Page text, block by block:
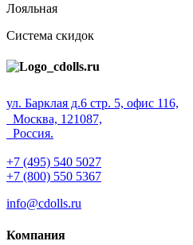
Лояльная
Система скидок
ул. Барклая д.6 стр. 5, офис 116,
Москва, 121087,
Россия.
+7 (495) 540 5027
+7 (800) 550 5367
info@cdolls.ru
Компания